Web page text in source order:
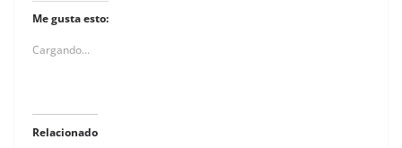
Me gusta esto:
Cargando...
Relacionado